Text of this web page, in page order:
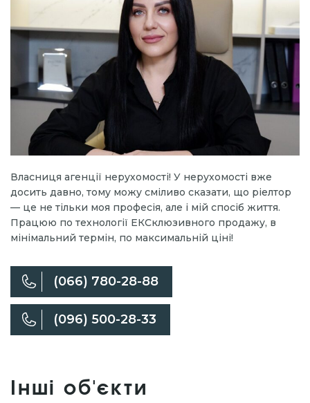
Власниця агенції нерухомості! У нерухомості вже
досить давно, тому можу сміливо сказати, що ріелтор
— це не тільки моя професія, але і мій спосіб життя.
Працюю по технології ЕКСклюзивного продажу, в
мінімальний термін, по максимальній ціні!
(066) 780-28-88
(096) 500-28-33
Інші об'єкти